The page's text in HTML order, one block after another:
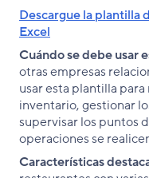
Descargue la plantilla
Excel
Cuándo se debe usar
otras empresas
usar esta plantilla
inventario, gestionar
supervisar los puntos
operaciones se
Características